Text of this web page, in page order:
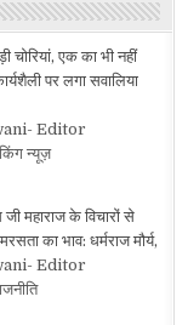
चोरियां, एक का भी नहीं
पर लगा सवालिया
Editor
न्यूज़
महाराज के विचारों से
का भाव: धर्मराज मौर्य,
Editor